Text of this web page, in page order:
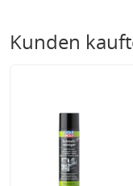
Kunden